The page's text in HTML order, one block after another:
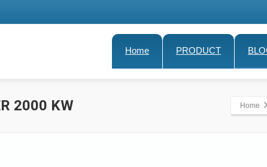
Home PRODUCT
2000 KW Home